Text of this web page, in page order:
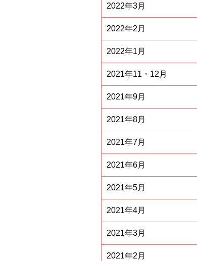
2022年3月
2022年2月
2022年1月
2021年11・12月
2021年9月
2021年8月
2021年7月
2021年6月
2021年5月
2021年4月
2021年3月
2021年2月